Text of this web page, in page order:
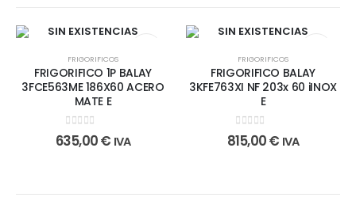
SIN EXISTENCIAS
FRIGORIFICOS
FRIGORIFICO 1P BALAY
3FCE563ME 186X60 ACERO
MATE E
0 out of 5
635,00€ IVA
SIN EXISTENCIAS
FRIGORIFICOS
FRIGORIFICO BALAY
3KFE763XI NF 203x 60 iINOX
E
0out of 5
815,00€ IVA